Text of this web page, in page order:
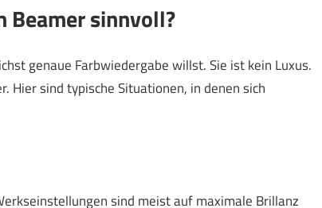
Beamer sinnvoll?
genaue Farbwiedergabe willst. Sie ist kein Luxus.
Hier sind typische Situationen, in denen sich
sind meist auf maximale Brillanz